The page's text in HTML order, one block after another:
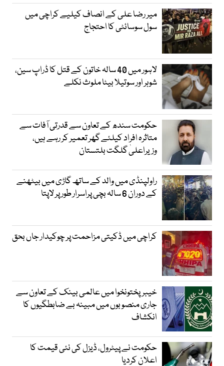
میر رضا علی کے انصاف کیلیے کراچی میں
سول سوسائٹی کا احتجاج
لاہور میں 40 سالہ خاتون کے قتل کا ڈراپ سین،
شوہر اور سوتیلا بیٹا ملوث نکلے
حکومت سندھ کے تعاون سے قدرتی آفات سے
متاثرہ افراد کیلئے گھر تعمیر کر رہے ہیں،
وزیراعلیٰ گلگت بلتستان
راولپنڈی میں والد کے ساتھ گاڑی میں بیٹھنے
کے دوران 6 سالہ بچی پراسرار طور پر لاپتا
کراچی میں ڈکیتی مزاحمت پر چوکیدار جاں بحق
خیبرپختونخوا میں عالمی بینک کے تعاون سے
جاری منصوبوں میں مبینہ بے ضابطگیوں کا
انکشاف
حکومت نے پیٹرول، ڈیزل کی نئی قیمت کا
اعلان کردیا